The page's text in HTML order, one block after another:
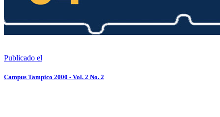
Publicado el
Campus Tampico 2000 - Vol. 2 No. 2